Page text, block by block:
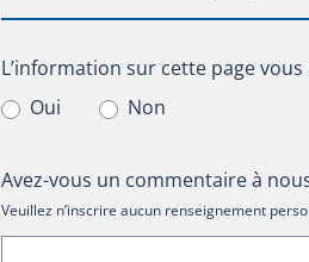
L’information sur cette page
L’information sur cette page
Oui
Non
Avez-vous un commentaire à
Veuillez n’inscrire aucun renseignement